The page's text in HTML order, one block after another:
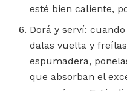
esté bien caliente,
Dorá y serví:
dalas vuelta y
espumadera,
que absorban el